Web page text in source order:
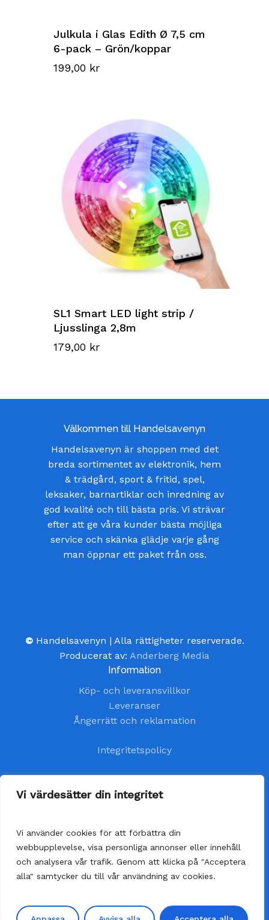
Vi värdesätter din integritet
Vi använder cookies för att förbättra din
webbupplevelse, visa personliga annonser eller innehåll
och analysera vår trafik. Genom att klicka på "Acceptera
alla" samtycker du till vår användning av cookies.
Delsumma:
Visa varukorg
Julkula i Glas Edith Ø 7,5 cm
6-pack – Grön/koppar
199,00 kr
SL1 Smart LED light strip /
Ljusslinga 2,8m
179,00 kr
Välkommen till Handelsavenyn
Handelsavenyn är shoppen med det
breda sortimentet av elektronik, hem
& trädgård, sport & fritid, spel,
leksaker, barnartiklar och inredning av
god kvalité och till bästa pris. Vi strävar
efter att ge våra kunder bästa möjliga
service och skänka glädje varje gång
man öppnar ett paket från oss.
© Handelsavenyn | Alla rättigheter reserverade.
Producerat av: Anderberg Media
Information
Köp- och leveransvillkor
Leveranser
Ångerrätt och reklamation
Integritetspolicy
Kundtjänst
Vår kundtjänst har öppet alla helgfria vardagar.
Vi besvarar dina frågor så fort som möjligt,
senast inom 48 timmar.